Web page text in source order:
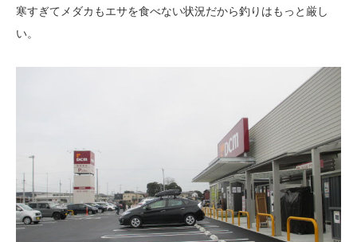
寒すぎてメダカもエサを食べない状況だから釣りはもっと厳し
い。